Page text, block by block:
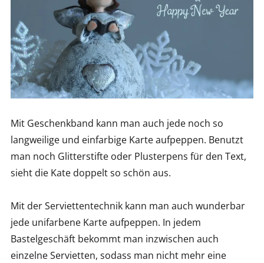
Mit Geschenkband kann man auch jede noch so
langweilige und einfarbige Karte aufpeppen. Benutzt
man noch Glitterstifte oder Plusterpens für den Text,
sieht die Kate doppelt so schön aus.
Mit der Serviettentechnik kann man auch wunderbar
jede unifarbene Karte aufpeppen. In jedem
Bastelgeschäft bekommt man inzwischen auch
einzelne Servietten, sodass man nicht mehr eine